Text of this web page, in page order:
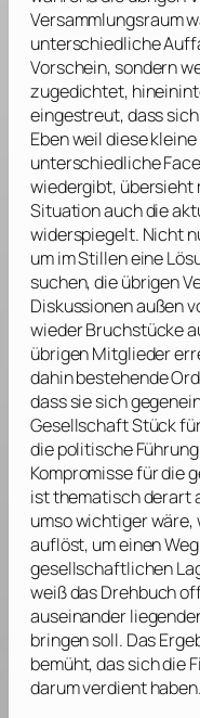
Versammlungsraum
unterschiedliche
Vorschein, sondern
zugedichtet,
eingestreut, dass
Eben weil diese
unterschiedliche
wiedergibt, übersieht
Situation auch die
widerspiegelt. Nicht
um im Stillen eine
suchen, die übrigen
Diskussionen außen
wieder Bruchstücke
übrigen Mitglieder
dahin bestehende
dass sie sich
Gesellschaft Stück
die politische
Kompromisse für die
ist thematisch derart
umso wichtiger wäre,
auflöst, um einen
gesellschaftlichen
weiß das Drehbuch
auseinander
bringen soll. Das
bemüht, das sich die
darum verdient haben.